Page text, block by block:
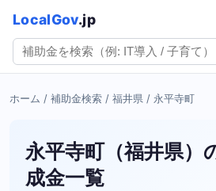
LocalGov.jp
ホーム / 補助金検索 / 福井県 / 永平寺町
永平寺町（福井県）
成金一覧